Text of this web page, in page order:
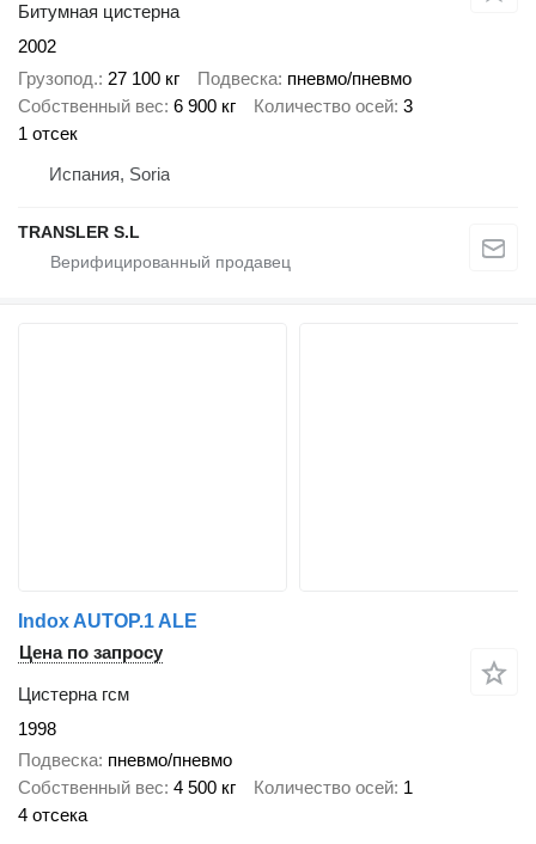
Битумная цистерна
2002
Грузопод. 27 100 кг Подвеска пневмо/пневмо
Собственный вес 6 900 кг Количество осей 3
1 отсек
Испания, Soria
TRANSLER S.L
Indox AUTOP.1 ALE
Цена по запросу
Цистерна гсм
1998
Подвеска пневмо/пневмо
Собственный вес 4 500 кг Количество осей 1
4 отсека